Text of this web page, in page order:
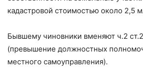
кадастровой стоимостью около 2,5
Бывшему чиновники вменяют ч.2
(превышение должностных
местного самоуправления).